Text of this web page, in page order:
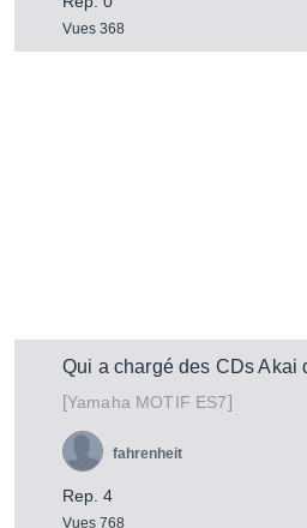
Vues 368
Qui a chargé des CDs Akai
[Yamaha MOTIF ES7]
Rep. 4
Vues 768
fahrenheit